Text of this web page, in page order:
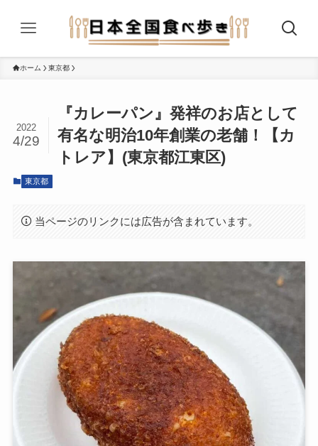
ホーム 東京都
『カレーパン』発祥のお店として
有名な明治10年創業の老舗！【カ
トレア】(東京都江東区)
2022
4/29
東京都
当ページのリンクには広告が含まれています。